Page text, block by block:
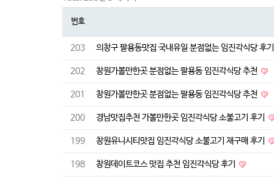
번호
203 의창구 팔용동맛집 국내유일 분점없는 임진각식당 후기
202 창원가볼만한곳 분점없는 팔용동 임진각식당 추천
201 창원가볼만한곳 분점없는 팔용동 임진각식당 추천
200 경남맛집추천 가볼만한곳 임진각식당 소불고기 후기
199 창원유니시티맛집 임진각식당 소불고기 재구매 후기
198 창원데이트코스 맛집 추천 임진각식당 후기